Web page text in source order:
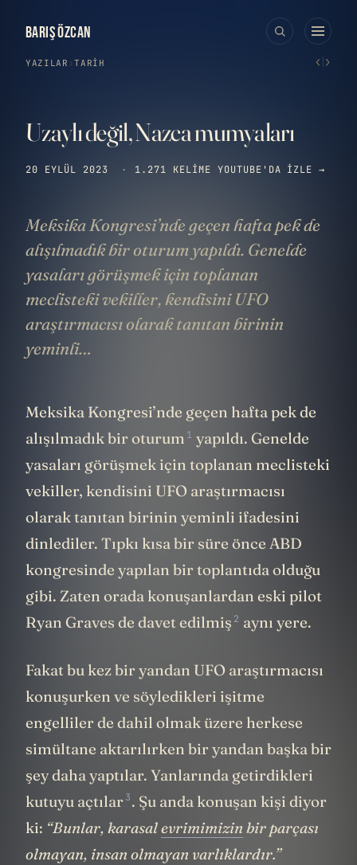
BARIŞ ÖZCAN
YAZILAR ›TARIH ‹›
Uzaylı değil, Nazca mumyaları
20 EYLÜL 2023 · 1.271 KELIME YOUTUBE'DA IZLE →
Meksika Kongresi’nde geçen hafta pek de
alışılmadık bir oturum yapıldı. Genelde
yasaları görüşmek için toplanan
meclisteki vekiller, kendisini UFO
araştırmacısı olarak tanıtan birinin
yeminli…
Meksika Kongresi’nde geçen hafta pek de
alışılmadık biroturum 1 yapıldı. Genelde
yasaları görüşmek için toplanan meclisteki
vekiller, kendisini UFO araştırmacısı
olarak tanıtan birinin yeminli ifadesini
dinlediler. Tıpkı kısa bir süre önce ABD
kongresinde yapılan bir toplantıda olduğu
gibi. Zaten orada konuşanlardan eski pilot
Ryan Graves de davet edilmiş 2 aynı yere.
Fakat bu kez bir yandan UFO araştırmacısı
konuşurken ve söyledikleri işitme
engelliler de dahil olmak üzere herkese
simültane aktarılırken bir yandan başka bir
şey daha yaptılar. Yanlarında getirdikleri
kutuyu açtılar3. Şu anda konuşan kişi diyor
ki: “Bunlar, karasalevrimimizin bir parçası
olmayan, insan olmayan varlıklardır.”